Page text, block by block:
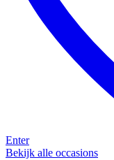
Enter
Bekijk alle occasions